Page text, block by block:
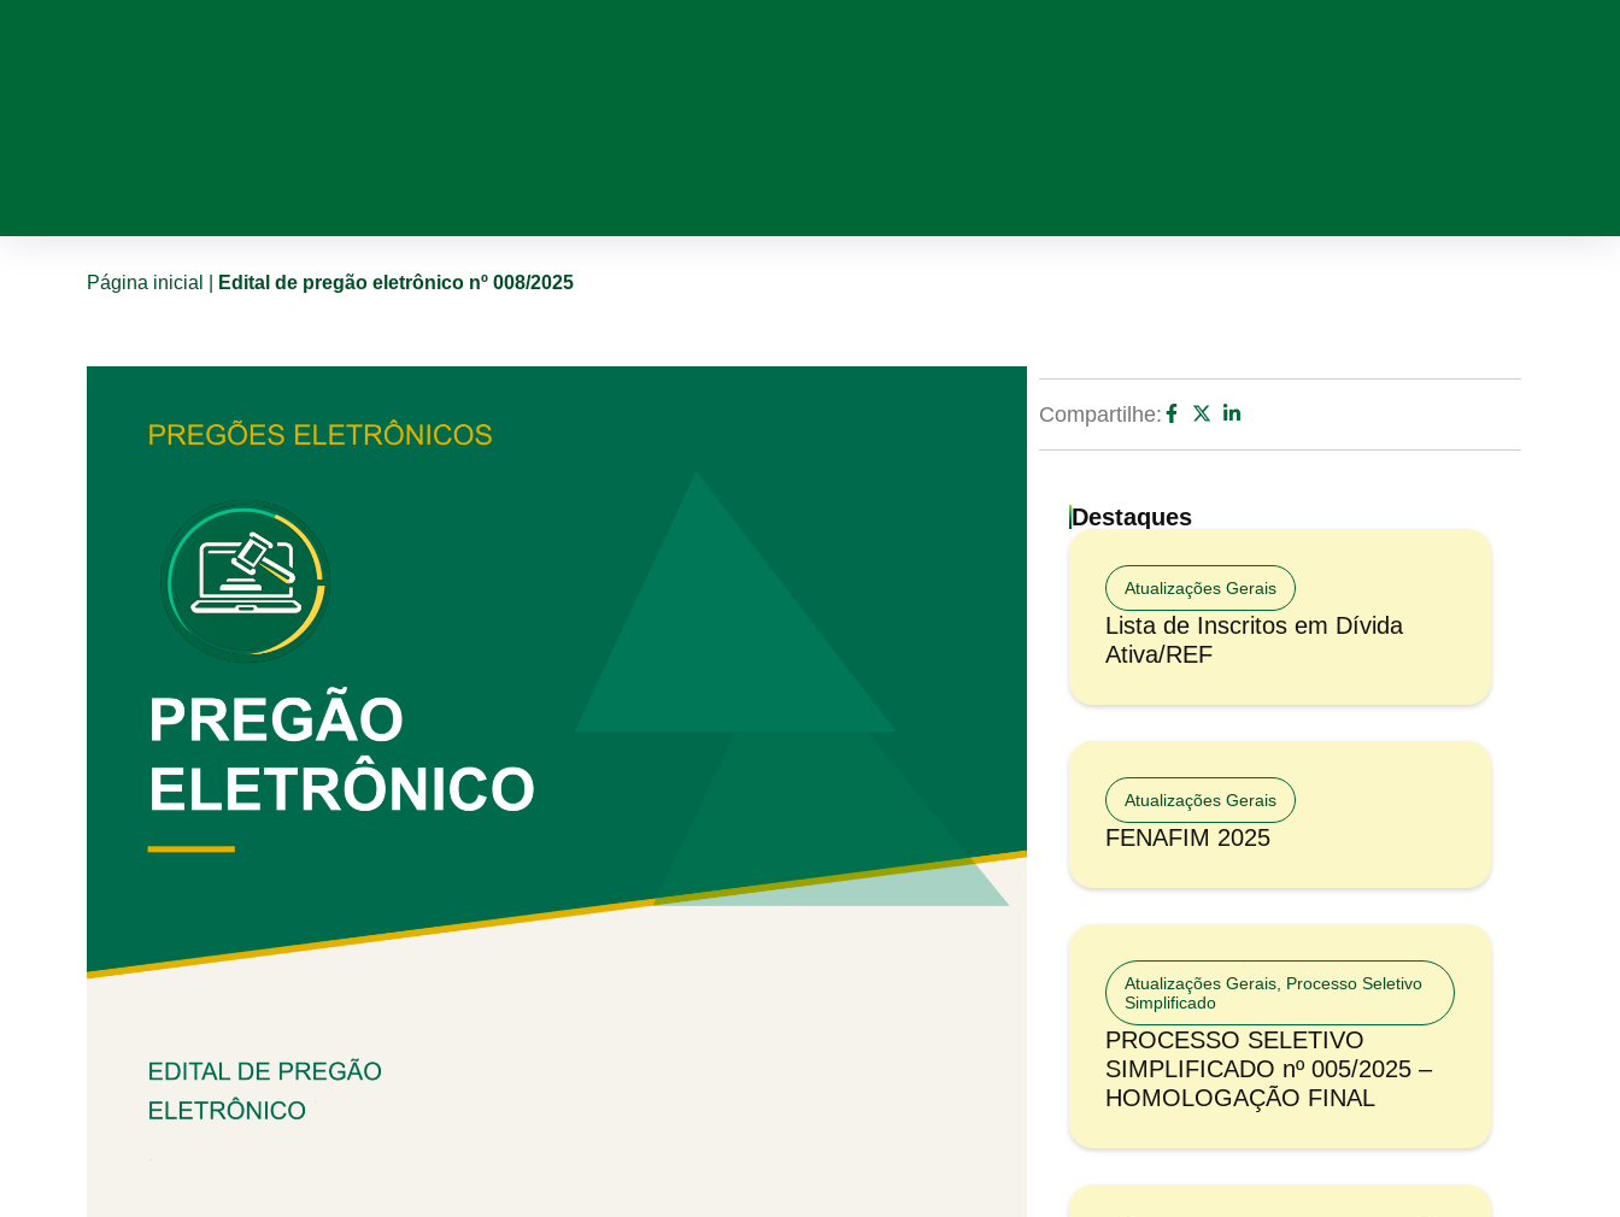
Página inicial Edital de pregão eletrônico nº 008/2025
Compartilhe:
Destaques
Atualizações Gerais
Lista de Inscritos em Dívida
Ativa/REF
Atualizações Gerais
FENAFIM 2025
Atualizações Gerais Processo Seletivo
Simplificado
PROCESSO SELETIVO
SIMPLIFICADO nº 005/2025 –
HOMOLOGAÇÃO FINAL